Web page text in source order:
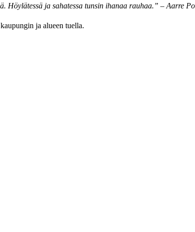
Höylätessä ja sahatessa tunsin ihanaa rauhaa.” – Aarre
ja alueen tuella.